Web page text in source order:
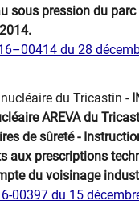
sous pression du
du 28
nucléaire du Tricastin -
AREVA du
de sûreté -
aux prescriptions
du voisinage
00397 du 15